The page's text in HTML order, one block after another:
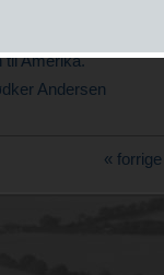
til Amerika.
Andersen
« forrige